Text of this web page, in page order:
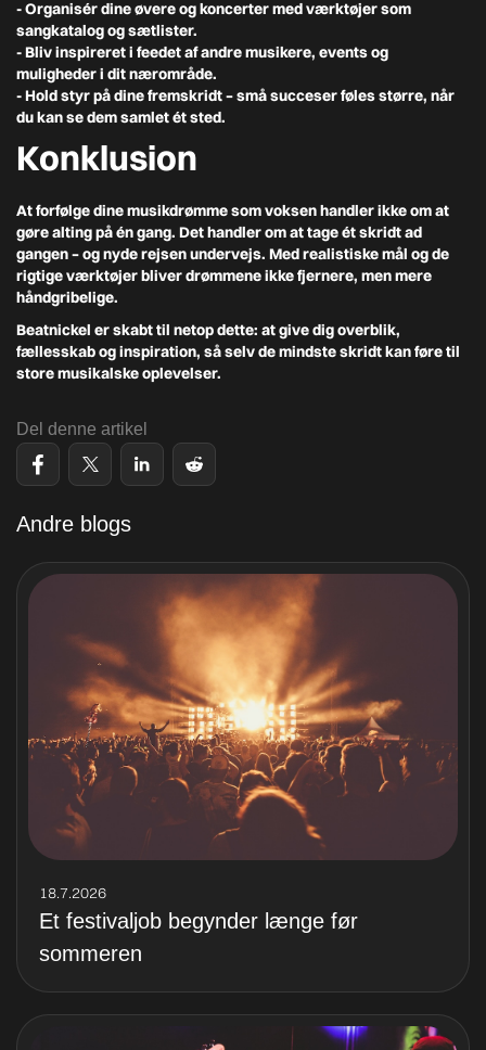
- Organisér dine øvere og koncertermed værktøjer som
sangkatalog og sætlister.
- Bliv inspireret i feedetaf andre musikere, events og
muligheder i dit nærområde.
- Hold styr på dine fremskridt– små succeser føles større, når
du kan se dem samlet ét sted.
Konklusion
At forfølge dine musikdrømme som voksen handler ikke om at
gøre alting på én gang. Det handler om at tage ét skridt ad
gangen – og nyde rejsen undervejs. Med realistiske mål og de
rigtige værktøjer bliver drømmene ikke fjernere, men mere
håndgribelige.
Beatnickel er skabt til netop dette: at give dig overblik,
fællesskab og inspiration, så selv de mindste skridt kan føre til
store musikalske oplevelser.
Del denne artikel
Andre blogs
18.7.2026
Et festivaljob begynder længe før
sommeren